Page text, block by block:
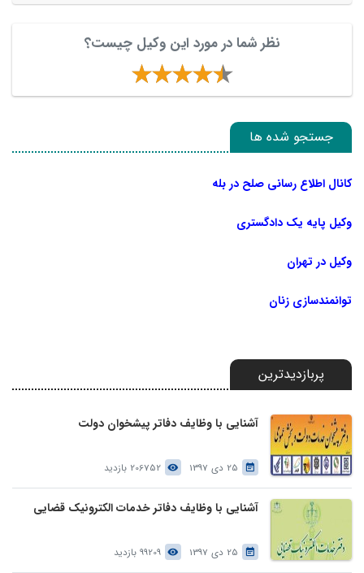
نظر شما در مورد این وکیل چیست؟
جستجو شده ها
کانال اطلاع رسانی صلح در بله
وکیل پایه یک دادگستری
وکیل در تهران
توانمندسازی زنان
پربازدیدترین
آشنایی با وظایف دفاتر پیشخوان دولت
25 دی 1397 206752 بازدید
آشنایی با وظایف دفاتر خدمات الکترونیک قضایی
25 دی 1397 99209 بازدید